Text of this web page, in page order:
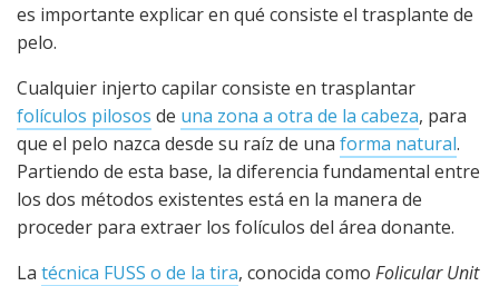
es importante explicar en qué consiste el trasplante de
pelo.
Cualquier injerto capilar consiste en trasplantar
folículos pilosos de una zona a otra de la cabeza, para
que el pelo nazca desde su raíz de una forma natural.
Partiendo de esta base, la diferencia fundamental entre
los dos métodos existentes está en la manera de
proceder para extraer los folículos del área donante.
La técnica FUSS o de la tira, conocida como Folicular Unit